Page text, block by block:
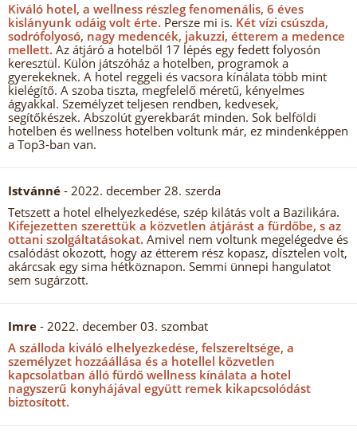
Kiváló hotel, a wellness részleg fenomenális, 6 éves
kislányunk odáig volt érte. Persze mi is. Két vízi csúszda,
sodrófolyosó, nagy medencék, jakuzzi, étterem a medence
mellett. Az átjáró a hotelből 17 lépés egy fedett folyosón
keresztül. Külön játszóház a hotelben, programok a
gyerekeknek. A hotel reggeli és vacsora kínálata több mint
kielégítő. A szoba tiszta, megfelelő méretű, kényelmes
ágyakkal. Személyzet teljesen rendben, kedvesek,
segítőkészek. Abszolút gyerekbarát minden. Sok belföldi
hotelben és wellness hotelben voltunk már, ez mindenképpen
a Top3-ban van.
Istvánné - 2022. december 28. szerda
Tetszett a hotel elhelyezkedése, szép kilátás volt a Bazilikára.
Kifejezetten szerettük a közvetlen átjárást a fürdőbe, s az
ottani szolgáltatásokat. Amivel nem voltunk megelégedve és
csalódást okozott, hogy az étterem rész kopasz, dísztelen volt,
akárcsak egy sima hétköznapon. Semmi ünnepi hangulatot
sem sugárzott.
Imre - 2022. december 03. szombat
A szálloda kiváló elhelyezkedése, felszereltsége, a
személyzet hozzáállása és a hotellel közvetlen
kapcsolatban álló fürdő wellness kínálata a hotel
nagyszerű konyhájával együtt remek kikapcsolódást
biztosított.